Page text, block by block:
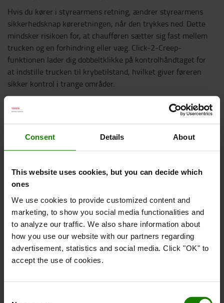
Consent Details About
This website uses cookies, but you can decide which
ones
We use cookies to provide customized content and
marketing, to show you social media functionalities and
to analyze our traffic. We also share information about
how you use our website with our partners regarding
advertisement, statistics and social media. Click "OK" to
accept the use of cookies.
Hvis du kører i styrearmens retning, ændrer styrearmens
sikkerhedsknap køreretningen, når den trykkes ned. Dette
mindsker risikoen for, at chaufføren sætter sig fast mellem
trucken og en forhindring eller væg. Click-2-Creep-
funktionen lader dig dobbeltklikke på kontrolhåndtaget for
at indstille trucken til krybetilstand, hvilket giver føreren
sikker kontrol i trange områder.
Li-ion teknologi